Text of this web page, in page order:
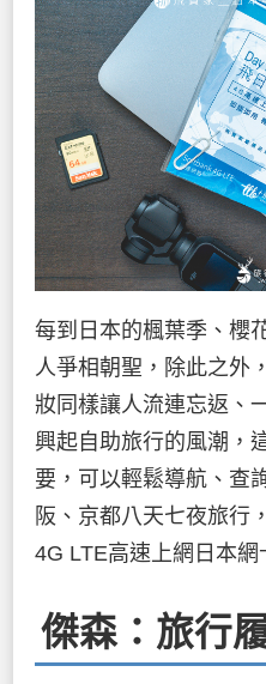
每到日本的楓葉季、櫻
人爭相朝聖，除此之外
妝同樣讓人流連忘返、
興起自助旅行的風潮，
要，可以輕鬆導航、查
阪、京都八天七夜旅行
4G LTE高速上網日本網
傑森：旅行